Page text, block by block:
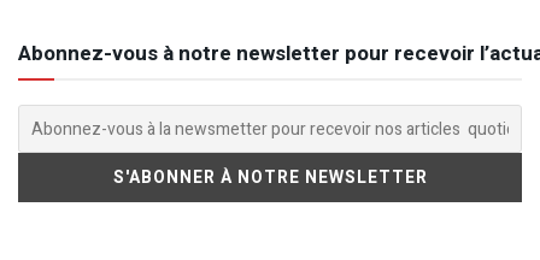
Abonnez-vous à notre newsletter pour recevoir